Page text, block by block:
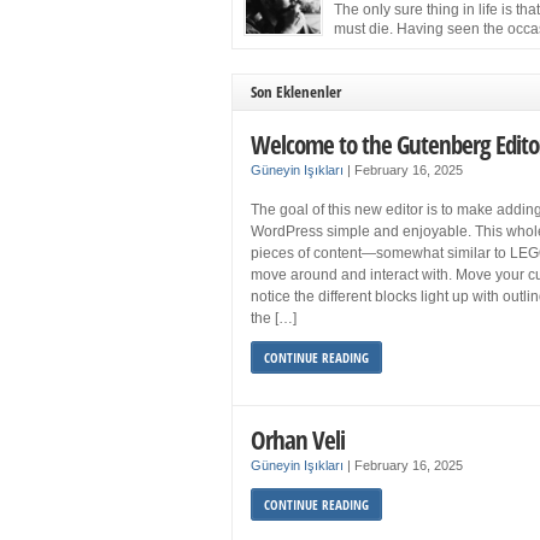
and still feel fatigued when your […]
The only sure thing in life is that
must die. Having seen the
the Cuban Revolution would succumb to that
Son Eklenenler
Welcome to the Gutenberg
Güneyin Işıkları February 16, 2025
The goal of this new editor is to make
WordPress simple and enjoyable. This
pieces of content—somewhat similar to
move around and interact with. Move your
notice the different blocks light up with
the […]
CONTINUE READING
Orhan Veli
Güneyin Işıkları February 16, 2025
CONTINUE READING